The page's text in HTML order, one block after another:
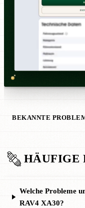
BEKANNTE
HÄUFIGE
Welche Probleme
RAV4 XA30?